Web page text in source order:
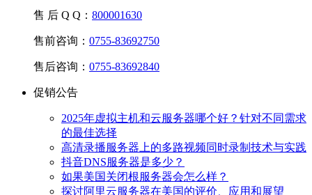
售 后 Q Q： 800001630
售前咨询： 0755-83692750
售后咨询： 0755-83692840
促销公告
2025年虚拟主机和云服务器哪个好？针对不同需求
的最佳选择
高清录播服务器上的多路视频同时录制技术与实践
抖音DNS服务器是多少？
如果美国关闭根服务器会怎么样？
探讨阿里云服务器在美国的评价、应用和展望